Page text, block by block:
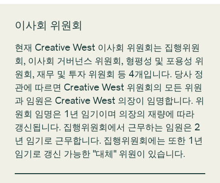
이사회 위원회
현재 Creative West 이사회 위원회는 집행위원
회, 이사회 거버넌스 위원회, 형평성 및 포용성 위
원회, 재무 및 투자 위원회 등 4개입니다. 당사 정
관에 따르면 Creative West 위원회의 모든 위원
과 임원은 Creative West 의장이 임명합니다. 위
원회 임명은 1년 임기이며 의장의 재량에 따라
갱신됩니다. 집행위원회에서 근무하는 임원은 2
년 임기로 근무합니다. 집행위원회에는 또한 1년
임기로 갱신 가능한 "대체" 위원이 있습니다.